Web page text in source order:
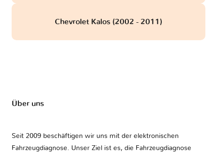
Chevrolet Kalos (2002 - 2011)
Über uns
Seit 2009 beschäftigen wir uns mit der elektronischen
Fahrzeugdiagnose. Unser Ziel ist es, die Fahrzeugdiagnose